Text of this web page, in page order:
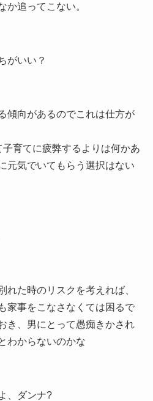
か追ってこない。
がいい？
傾向があるのでこれは仕方が
育てに疲弊するよりは何かあ
元気でいてもらう選択はない
れた時のリスクを考えれば、
家事をこなさなくては困るで
き、男にとって愚痴きかされ
わからないのかな
、ダンナ?